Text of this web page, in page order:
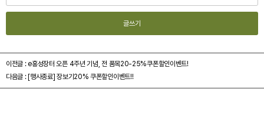
글쓰기
이전글 : e홍성장터 오픈 4주년 기념, 전 품목20-25%쿠폰할인이벤트!
다음글 : [행사종료] 장보기20% 쿠폰할인이벤트!!